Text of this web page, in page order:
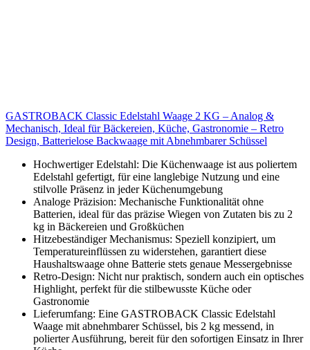
GASTROBACK Classic Edelstahl Waage 2 KG – Analog &
Mechanisch, Ideal für Bäckereien, Küche, Gastronomie – Retro
Design, Batterielose Backwaage mit Abnehmbarer Schüssel
Hochwertiger Edelstahl: Die Küchenwaage ist aus poliertem
Edelstahl gefertigt, für eine langlebige Nutzung und eine
stilvolle Präsenz in jeder Küchenumgebung
Analoge Präzision: Mechanische Funktionalität ohne
Batterien, ideal für das präzise Wiegen von Zutaten bis zu 2
kg in Bäckereien und Großküchen
Hitzebeständiger Mechanismus: Speziell konzipiert, um
Temperatureinflüssen zu widerstehen, garantiert diese
Haushaltswaage ohne Batterie stets genaue Messergebnisse
Retro-Design: Nicht nur praktisch, sondern auch ein optisches
Highlight, perfekt für die stilbewusste Küche oder
Gastronomie
Lieferumfang: Eine GASTROBACK Classic Edelstahl
Waage mit abnehmbarer Schüssel, bis 2 kg messend, in
polierter Ausführung, bereit für den sofortigen Einsatz in Ihrer